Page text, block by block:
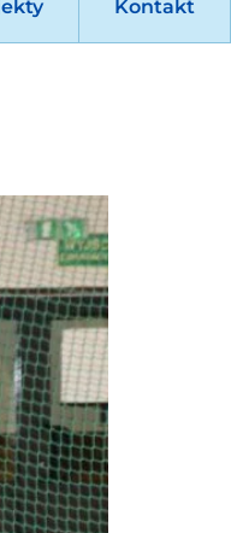
Kontakt